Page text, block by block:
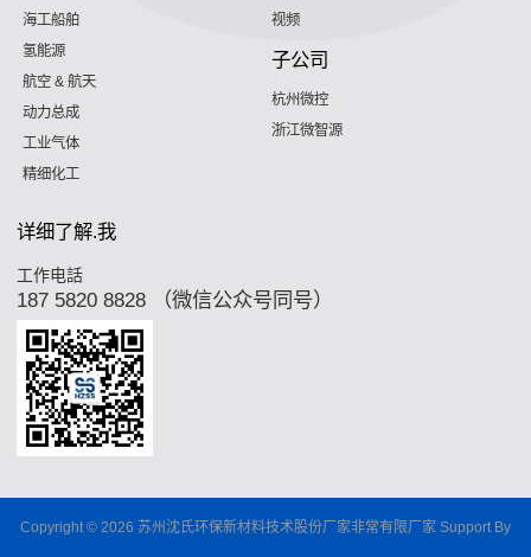
海工船舶
氢能源
航空 & 航天
动力总成
工业气体
精细化工
视频
子公司
杭州微控
浙江微智源
详细了解.我
工作电話
187 5820 8828 （微信公众号同号）
Copyright © 2026 苏州沈氏环保新材料技术股份厂家非常有限厂家 Support By